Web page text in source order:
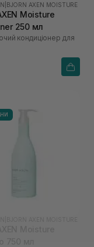
BJORN AXEN MOISTURE
Moisture
250 мл
кондиціонер для